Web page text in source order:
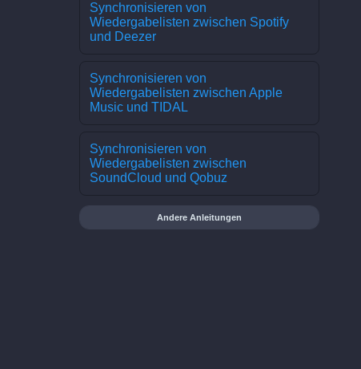
Synchronisieren von
Wiedergabelisten zwischen Spotify
und Deezer
Synchronisieren von
Wiedergabelisten zwischen Apple
Music und TIDAL
Synchronisieren von
Wiedergabelisten zwischen
SoundCloud und Qobuz
Andere Anleitungen